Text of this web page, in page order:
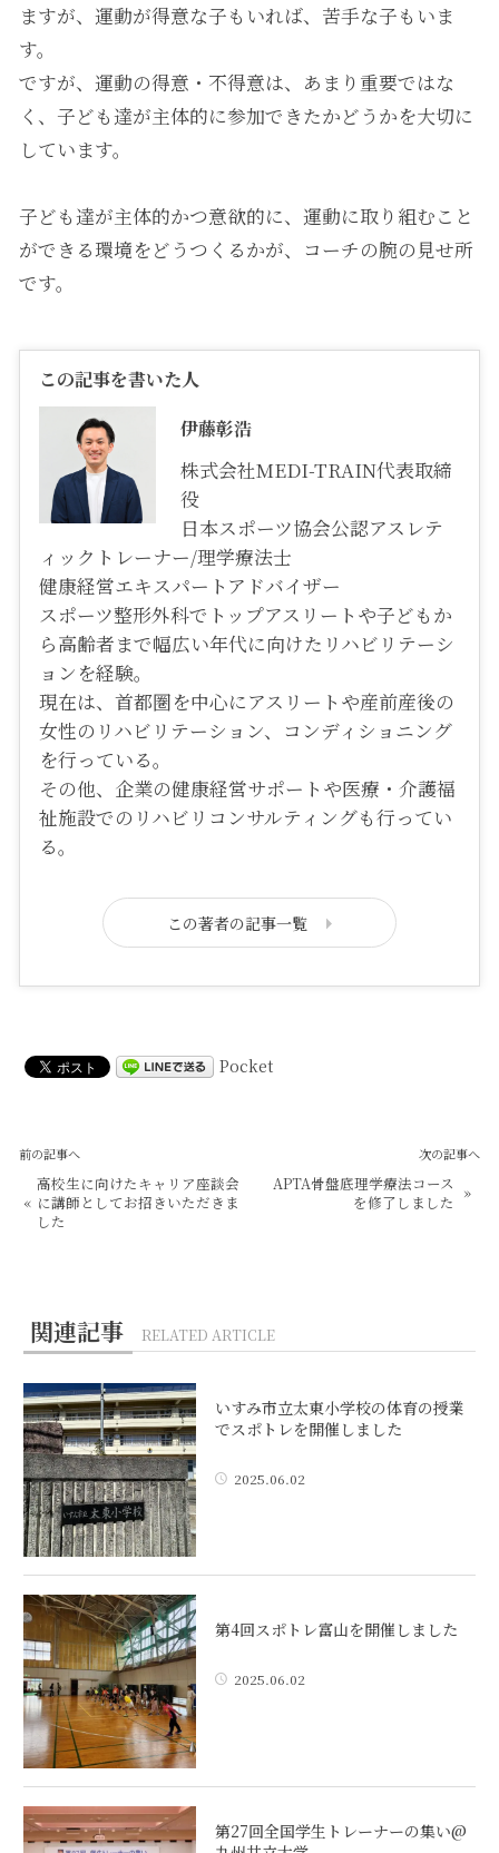
ますが、運動が得意な子もいれば、苦手な子もいま
す。
ですが、運動の得意・不得意は、あまり重要ではな
く、子ども達が主体的に参加できたかどうかを大切に
しています。
子ども達が主体的かつ意欲的に、運動に取り組むこと
ができる環境をどうつくるかが、コーチの腕の見せ所
です。
この記事を書いた人
伊藤彰浩
株式会社MEDI-TRAIN代表取締
役
日本スポーツ協会公認アスレテ
ィックトレーナー/理学療法士
健康経営エキスパートアドバイザー
スポーツ整形外科でトップアスリートや子どもか
ら高齢者まで幅広い年代に向けたリハビリテーシ
ョンを経験。
現在は、首都圏を中心にアスリートや産前産後の
女性のリハビリテーション、コンディショニング
を行っている。
その他、企業の健康経営サポートや医療・介護福
祉施設でのリハビリコンサルティングも行ってい
る。
この著者の記事一覧
Pocket
前の記事へ
«
高校生に向けたキャリア座談会
に講師としてお招きいただきま
した
次の記事へ
APTA骨盤底理学療法コース
を修了しました »
関連記事 RELATED ARTICLE
いすみ市立太東小学校の体育の授業
でスポトレを開催しました
2025.06.02
第4回スポトレ富山を開催しました
2025.06.02
第27回全国学生トレーナーの集い@